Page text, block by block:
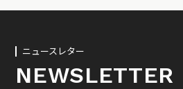
ニュースレター
NEWSLETTER